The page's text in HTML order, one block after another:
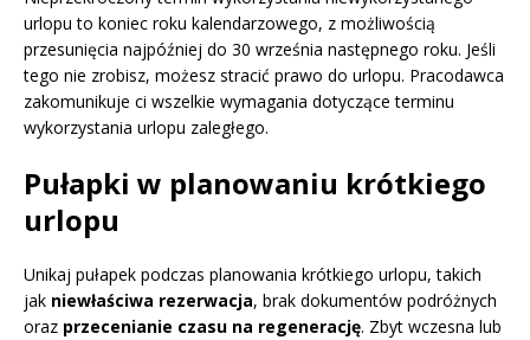
urlopu to koniec roku kalendarzowego, z możliwością
przesunięcia najpóźniej do 30 września następnego roku. Jeśli
tego nie zrobisz, możesz stracić prawo do urlopu. Pracodawca
zakomunikuje ci wszelkie wymagania dotyczące terminu
wykorzystania urlopu zaległego.
Pułapki w planowaniu krótkiego
urlopu
Unikaj pułapek podczas planowania krótkiego urlopu, takich
jak niewłaściwa rezerwacja, brak dokumentów podróżnych
oraz przecenianie czasu na regenerację. Zbyt wczesna lub